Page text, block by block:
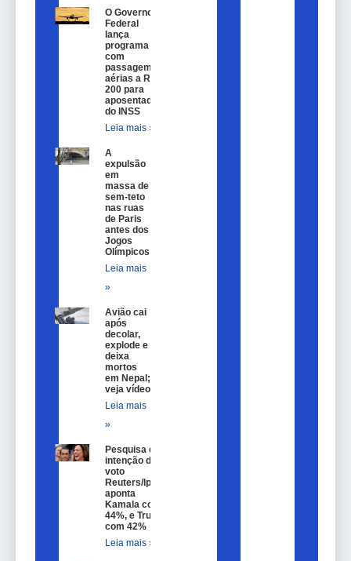
O Governo
Federal
lança
programa
com
passagem
aérias a R$
200 para
aposentados
do INSS
Leia mais »
A
expulsão
em
massa de
sem-teto
nas ruas
de Paris
antes dos
Jogos
Olímpicos
Leia mais
»
Avião cai
após
decolar,
explode e
deixa
mortos
em Nepal;
veja vídeo
Leia mais
»
Pesquisa de
intenção de
voto
Reuters/Ipsos
aponta
Kamala com
44%, e Trump
com 42%
Leia mais »